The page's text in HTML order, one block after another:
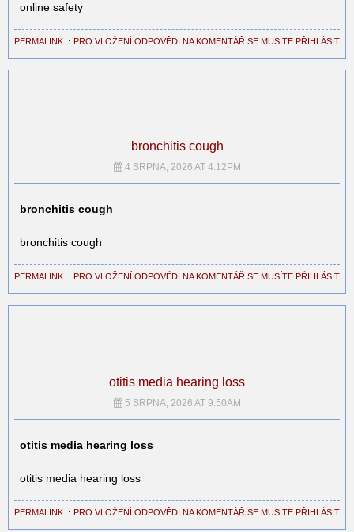
online safety
PERMALINK ⋅ PRO VLOŽENÍ ODPOVĚDI NA KOMENTÁŘ SE MUSÍTE PŘIHLÁSIT
bronchitis cough
4 SRPNA, 2026 AT 4:12PM
bronchitis cough
bronchitis cough
PERMALINK ⋅ PRO VLOŽENÍ ODPOVĚDI NA KOMENTÁŘ SE MUSÍTE PŘIHLÁSIT
otitis media hearing loss
5 SRPNA, 2026 AT 9:50AM
otitis media hearing loss
otitis media hearing loss
PERMALINK ⋅ PRO VLOŽENÍ ODPOVĚDI NA KOMENTÁŘ SE MUSÍTE PŘIHLÁSIT